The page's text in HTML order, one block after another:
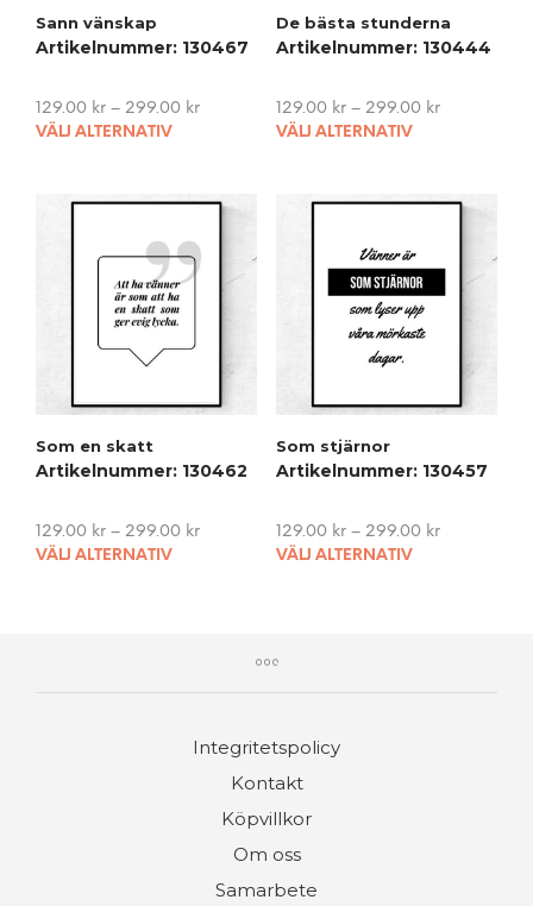
Sann vänskap
Artikelnummer: 130467
129.00 kr – 299.00 kr
VÄLJ ALTERNATIV
This
multiple
The
page
De bästa stunderna
Artikelnummer: 130444
129.00 kr– 299.00 kr
VÄLJ ALTERNATIV
The
Som en skatt
Artikelnummer: 130462
129.00 kr – 299.00 kr
VÄLJ ALTERNATIV
This
be
chosen
the
product
Som stjärnor
Artikelnummer: 130457
129.00 kr– 299.00 kr
VÄLJ ALTERNATIV
Integritetspolicy
Kontakt
Köpvillkor
Om oss
Samarbete